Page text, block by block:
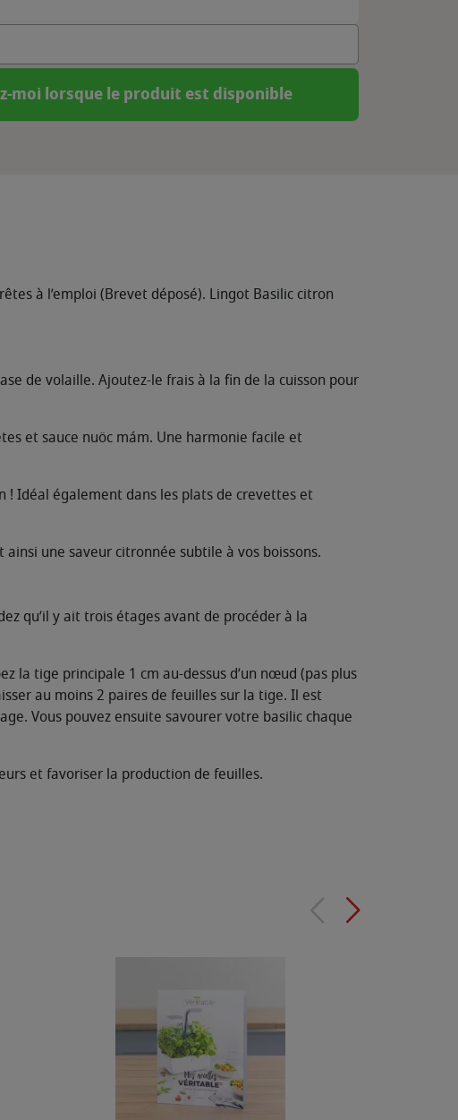
moi lorsque le produit est disponible
à l’emploi (Brevet déposé). Lingot Basilic citron
de volaille. Ajoutez-le frais à la fin de la cuisson pour
et sauce nuöc mám. Une harmonie facile et
! Idéal également dans les plats de crevettes et
une saveur citronnée subtile à vos boissons.
qu’il y ait trois étages avant de procéder à la
la tige principale 1 cm au-dessus d’un nœud (pas plus
au moins 2 paires de feuilles sur la tige. Il est
Vous pouvez ensuite savourer votre basilic chaque
et favoriser la production de feuilles.